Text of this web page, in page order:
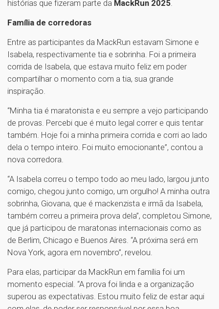
histórias que fizeram parte da MackRun 2025
Família de corredoras
Entre as participantes da MackRun estavam Simone e
Isabela, respectivamente tia e sobrinha. Foi a primeira
corrida de Isabela, que estava muito feliz em poder
compartilhar o momento com a tia, sua grande
inspiração.
“Minha tia é maratonista e eu sempre a vejo participando
de provas. Percebi que é muito legal correr e quis tentar
também. Hoje foi a minha primeira corrida e corri ao lado
dela o tempo inteiro. Foi muito emocionante”, contou a
nova corredora.
“A Isabela correu o tempo todo ao meu lado, largou junto
comigo, chegou junto comigo, um orgulho! A minha outra
sobrinha, Giovana, que é mackenzista e irmã da Isabela,
também correu a primeira prova dela”, completou Simone,
que já participou de maratonas internacionais como as
de Berlim, Chicago e Buenos Aires. “A próxima será em
Nova York, agora em novembro”, revelou.
Para elas, participar da MackRun em família foi um
momento especial. “A prova foi linda e a organização
superou as expectativas. Estou muito feliz de estar aqui